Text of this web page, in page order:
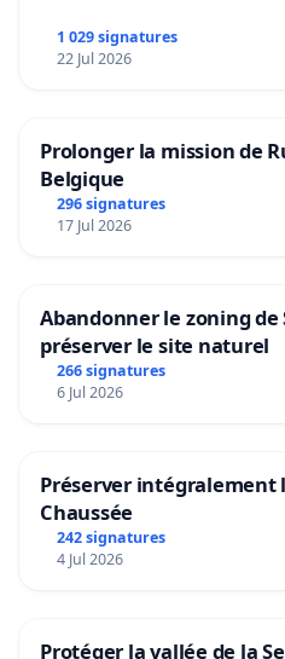
1 029 signatures
22 Jul 2026
Prolonger la mission de
Belgique
296 signatures
17 Jul 2026
Abandonner le zoning de
préserver le site naturel
266 signatures
6 Jul 2026
Préserver intégralement
Chaussée
242 signatures
4 Jul 2026
Protéger la vallée de la